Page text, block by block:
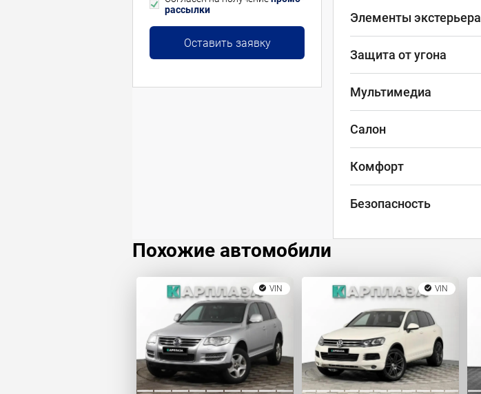
Элементы экстерьера
Защита от угона
Мультимедиа
Салон
Комфорт
Безопасность
рассылки
Оставить заявку
Похожие автомобили
VIN VIN